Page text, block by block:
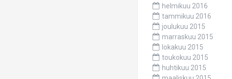
helmikuu 2016
tammikuu 2016
joulukuu 2015
marraskuu 2015
lokakuu 2015
toukokuu 2015
huhtikuu 2015